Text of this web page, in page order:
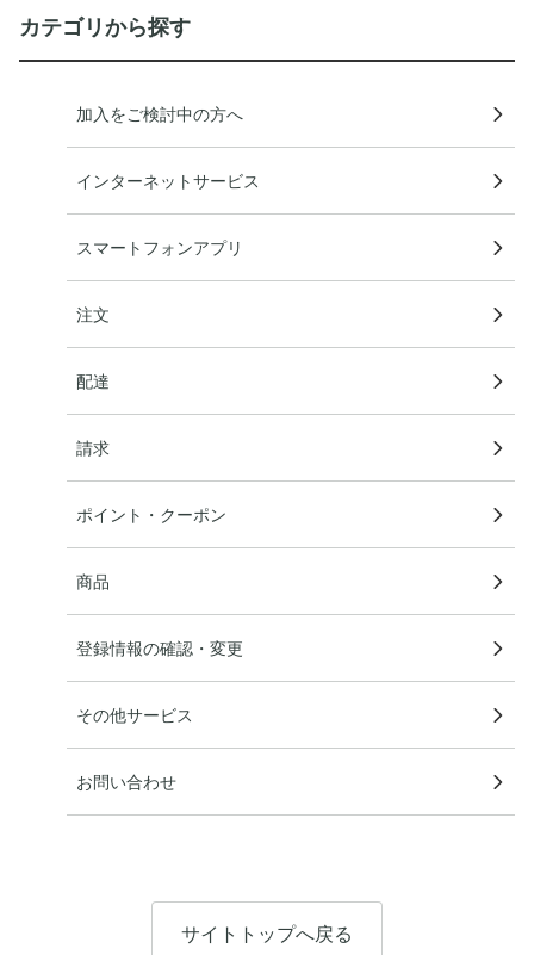
カテゴリから探す
加入をご検討中の方へ
インターネットサービス
スマートフォンアプリ
注文
配達
請求
ポイント・クーポン
商品
登録情報の確認・変更
その他サービス
お問い合わせ
サイトトップへ戻る